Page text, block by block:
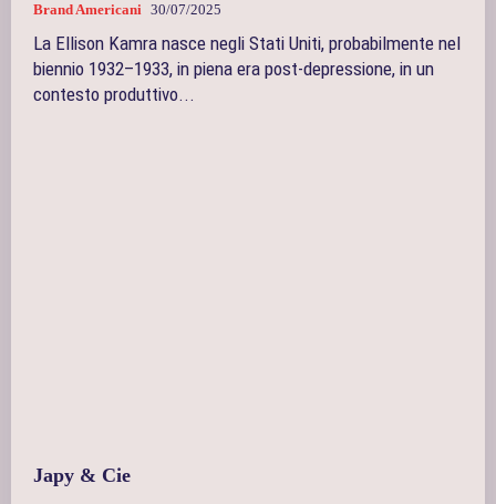
Brand Americani 30/07/2025
La Ellison Kamra nasce negli Stati Uniti, probabilmente nel
biennio 1932–1933, in piena era post-depressione, in un
contesto produttivo...
Japy & Cie